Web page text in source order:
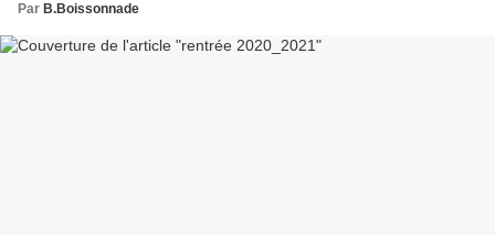
Par B.Boissonnade